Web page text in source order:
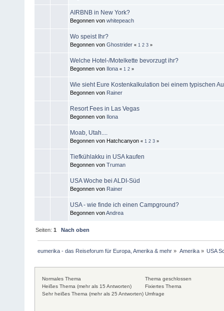
AIRBNB in New York?
Begonnen von whitepeach
Wo speist Ihr?
Begonnen von Ghostrider « 1 2 3 »
Welche Hotel-/Motelkette bevorzugt ihr?
Begonnen von Ilona « 1 2 »
Wie sieht Eure Kostenkalkulation bei einem typischen
Begonnen von Rainer
Resort Fees in Las Vegas
Begonnen von Ilona
Moab, Utah....
Begonnen von Hatchcanyon « 1 2 3 »
Tiefkühlakku in USA kaufen
Begonnen von Truman
USA Woche bei ALDI-Süd
Begonnen von Rainer
USA - wie finde ich einen Campground?
Begonnen vonAndrea
Seiten:1 Nach oben
eumerika - das Reiseforum für Europa, Amerika & mehr » Amerika» USA
Normales Thema
Heißes Thema (mehr als 15 Antworten)
Sehr heißes Thema (mehr als 25 Antworten)
Thema geschlossen
Fixiertes Thema
Umfrage